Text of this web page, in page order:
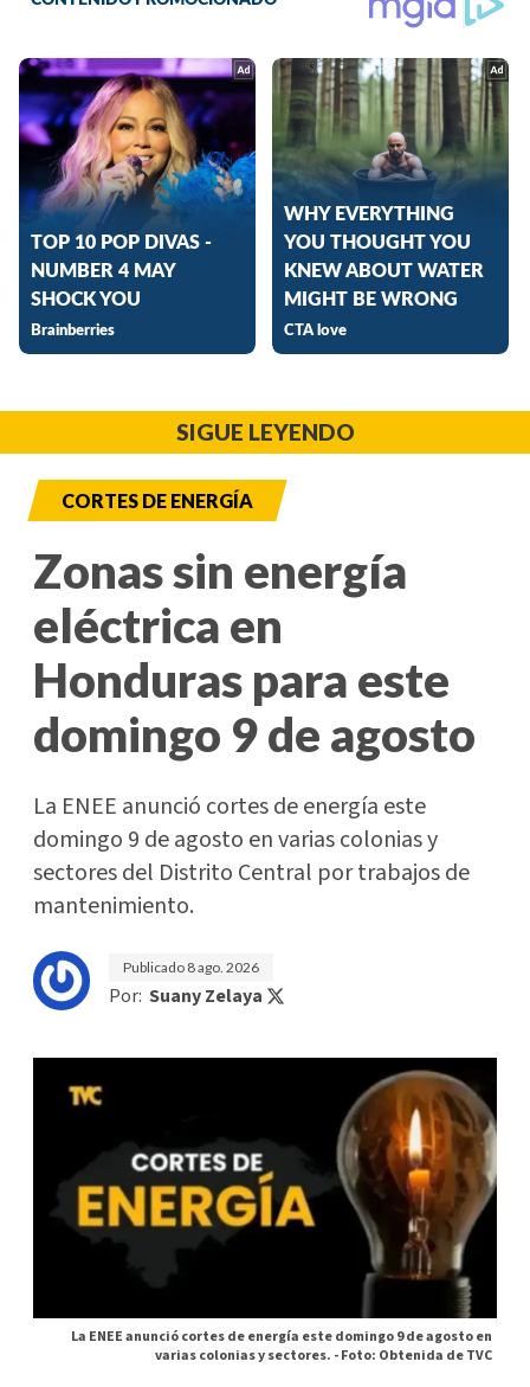
SIGUE LEYENDO
CORTES DE ENERGÍA
Zonas sin energía
eléctrica en
Honduras para este
domingo 9 de agosto
La ENEE anunció cortes de energía este
domingo 9 de agosto en varias colonias y
sectores del Distrito Central por trabajos de
mantenimiento.
Publicado 8 ago. 2026
Por: Suany Zelaya
La ENEE anunció cortes de energía este domingo 9 de agosto en
varias colonias y sectores. -Foto: Obtenida de TVC